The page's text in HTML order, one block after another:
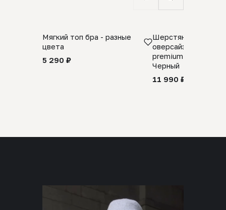
Мягкий топ бра - разные
цвета
5 290 ₽
Шерстяной свитер
оверсайз 100%
premium merino
Черный
11 990 ₽